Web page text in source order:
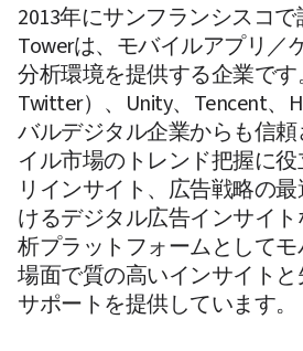
2013年にサンフランシスコで
Towerは、モバイルアプリ／
分析環境を提供する企業です
Twitter）、Unity、Tencent、
バルデジタル企業からも信
イル市場のトレンド把握に
リインサイト、広告戦略の
けるデジタル広告インサイ
析プラットフォームとして
場面で質の高いインサイト
サポートを提供しています。